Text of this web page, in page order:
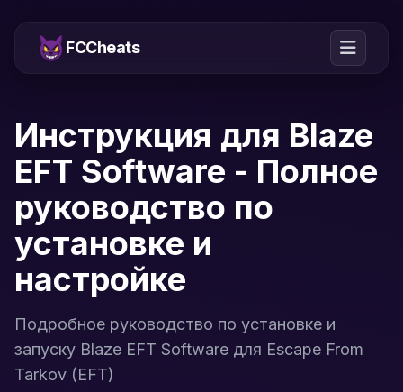
FCCheats
Инструкция для Blaze
EFT Software - Полное
руководство по
установке и
настройке
Подробное руководство по установке и
запуску Blaze EFT Software для Escape From
Tarkov (EFT)